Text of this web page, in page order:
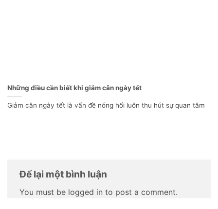
Những điều cần biết khi giảm cân ngày tết
Giảm cân ngày tết là vấn đề nóng hổi luôn thu hút sự quan tâm
Để lại một bình luận
You must be logged in to post a comment.